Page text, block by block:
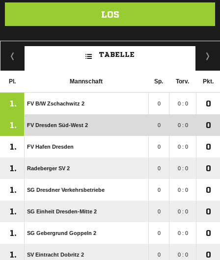
LOS
TABELLE
Pl. Mannschaft Sp. Torv. Pkt.
1. FV B/​W Zschachwitz 2 0 0 : 0 0
1. FV Dresden Süd-West 2 0 0 : 0 0
1. FV Hafen Dresden 0 0 : 0 0
1. Radeberger SV 2 0 0 : 0 0
1. SG Dresdner Verkehrsbetriebe 0 0 : 0 0
1. SG Einheit Dresden-Mitte 2 0 0 : 0 0
1. SG Gebergrund Goppeln 2 0 0 : 0 0
1. SV Eintracht Dobritz 2 0 0 : 0 0